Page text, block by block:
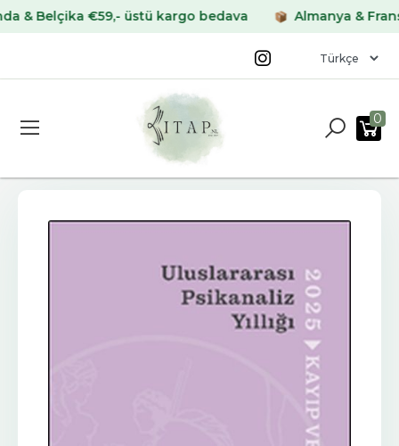
€59,- üstü kargo bedava Almanya & Fransa
0